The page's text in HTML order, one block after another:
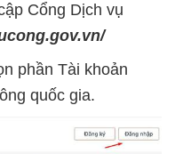
Cổng Dịch vụ
phần Tài khoản
quốc gia.